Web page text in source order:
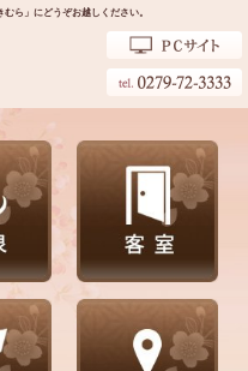
ら」にどうぞお越しください。